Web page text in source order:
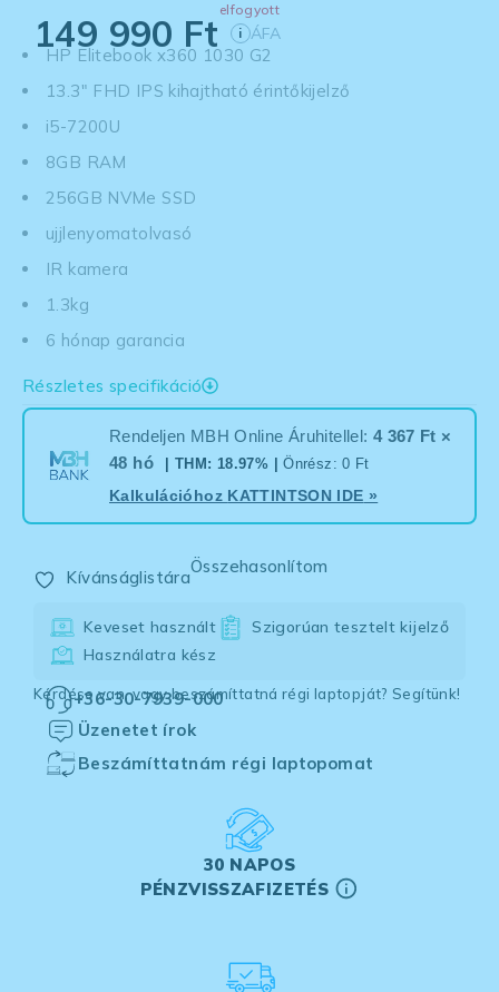
elfogyott
149 990 Ft i ÁFA
HP Elitebook x360 1030 G2
13.3" FHD IPS kihajtható érintőkijelző
i5-7200U
8GB RAM
256GB NVMe SSD
ujjlenyomatolvasó
IR kamera
1.3kg
6 hónap garancia
Részletes specifikáció
Rendeljen MBH Online Áruhitellel: 4 367 Ft ×
48 hó
| THM: 18.97% |Önrész: 0 Ft
Kalkulációhoz KATTINTSON IDE »
Kívánságlistára
Összehasonlítom
Keveset használt
Szigorúan tesztelt kijelző
Használatra kész
Kérdése van, vagy beszámíttatná régi laptopját? Segítünk!
+36-30-7939-000
Üzenetet írok
Beszámíttatnám régi laptopomat
30 NAPOS
PÉNZVISSZAFIZETÉS